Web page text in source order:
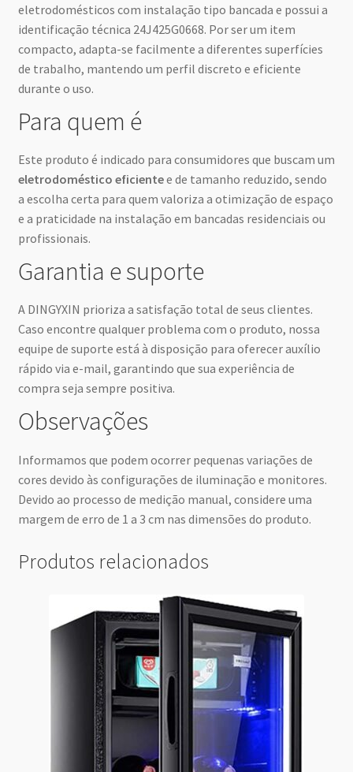
eletrodomésticos com instalação tipo bancada e possui a
identificação técnica 24J425G0668. Por ser um item
compacto, adapta-se facilmente a diferentes superfícies
de trabalho, mantendo um perfil discreto e eficiente
durante o uso.
Para quem é
Este produto é indicado para consumidores que buscam um
eletrodoméstico eficientee de tamanho reduzido, sendo
a escolha certa para quem valoriza a otimização de espaço
e a praticidade na instalação em bancadas residenciais ou
profissionais.
Garantia e suporte
A DINGYXIN prioriza a satisfação total de seus clientes.
Caso encontre qualquer problema com o produto, nossa
equipe de suporte está à disposição para oferecer auxílio
rápido via e-mail, garantindo que sua experiência de
compra seja sempre positiva.
Observações
Informamos que podem ocorrer pequenas variações de
cores devido às configurações de iluminação e monitores.
Devido ao processo de medição manual, considere uma
margem de erro de 1 a 3 cm nas dimensões do produto.
Produtos relacionados